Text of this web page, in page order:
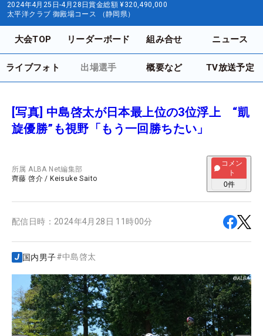
2024年4月25日-4月28日賞金総額 ¥320,490,000
太平洋クラブ 御殿場コース （静岡県）
大会TOP リーダーボード 組み合せ ニュース
ライブフォト 出場選手 概要など TV放送予定
[写真] 中島啓太が日本最上位の3位浮上 “凱
旋優勝”も視野「もう一回勝ちたい」
所属ALBA Net編集部
齊藤 啓介 / Keisuke Saito
コメン
ト
0件
配信日時： 2024年4月28日 11時00分
国内男子#中島啓太